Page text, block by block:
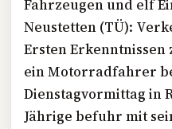
Fahrzeugen und elf
Neustetten (TÜ):
Ersten
ein Motorradfahrer
Dienstagvormittag in
Jährige befuhr mit